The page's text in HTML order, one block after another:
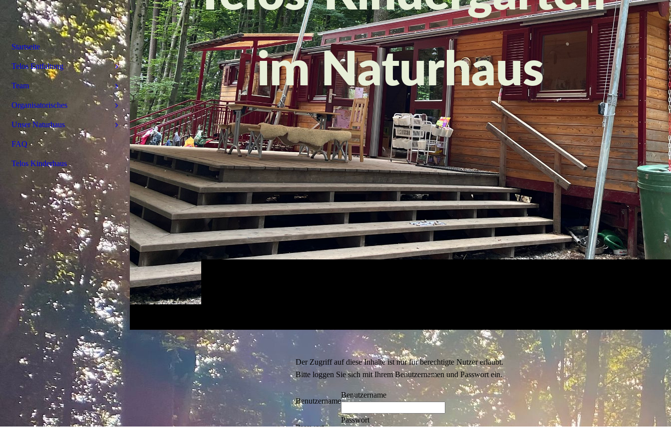
im Naturhaus
Der Zugriff auf diese Inhalte ist nur für berechtigte Nutzer erlaubt.
Bitte loggen Sie sich mit Ihrem Benutzernamen und Passwort ein.
Benutzername
Benutzername
Passwort
Passwort
Startseite
Telos Entfaltung
Team
Organisatorisches
Unser Naturhaus
FAQ
Telos Kinderhaus